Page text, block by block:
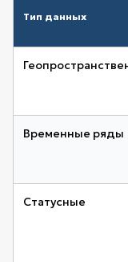
Тип данных
Временные ряды
Статусные